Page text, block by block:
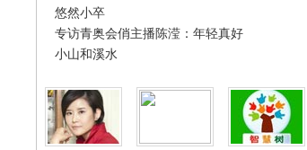
悠然小卒
专访青奥会俏主播陈滢：年轻真好
小山和溪水